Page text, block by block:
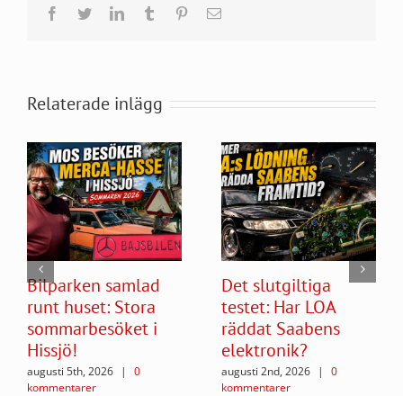
Facebook
TwitterLinkedInTumblr Pinterest
E-
Relaterade inlägg
Bilparken samlad
runt huset: Stora
sommarbesöket i
Hissjö!
augusti 5th, 2026 |
0
kommentarer
Det slutgiltiga
testet: Har LOA
räddat Saabens
elektronik?
augusti 2nd, 2026 |
0
kommentarer